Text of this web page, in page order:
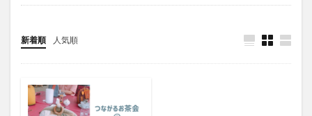
新着順 人気順